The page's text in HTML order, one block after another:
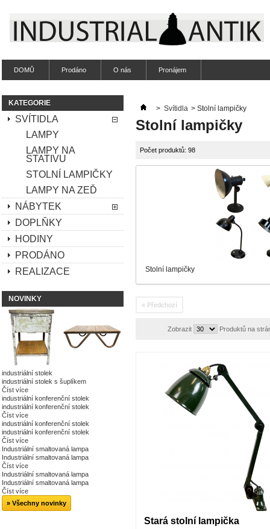
DOMŮ Prodáno O nás Pronájem
KATEGORIE
SVÍTIDLA
LAMPY
LAMPY NA
STATIVU
STOLNÍ LAMPIČKY
LAMPY NA ZEĎ
NÁBYTEK
DOPLŇKY
HODINY
PRODÁNO
REALIZACE
NOVINKY
industriální stolek
industriální stolek s šuplíkem
Číst více
industriální konferenční stolek
industriální konferenční stolek
Číst více
industriální konferenční stolek
industriální konferenční stolek
Číst více
Industriální smaltovaná lampa
Industriální smaltovaná lampa
Číst více
Industriální smaltovaná lampa
Industriální smaltovaná lampa
Číst více
» Všechny novinky
> Svítidla > Stolní lampičky
Stolní lampičky
Počet produktů: 98
Stolní lampičky
« Předchozí
Zobrazit Produktů na
Stará stolní lampička